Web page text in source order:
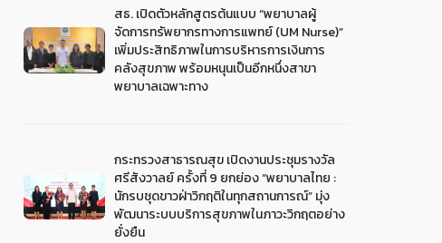
สธ. เปิดตัวหลักสูตรต้นแบบ “พยาบาลผู้
จัดการทรัพยากรทางการแพทย์ (UM Nurse)”
เพิ่มประสิทธิภาพในการบริหารการเงินการ
คลังสุขภาพ พร้อมหนุนเป็นอีกหนึ่งสาขา
พยาบาลเฉพาะทาง
กระทรวงสาธารณสุข เปิดงานประชุมรางวัล
ศรีสังวาลย์ ครั้งที่ 9 ยกย่อง “พยาบาลไทย :
นักรบชุดขาวฝ่าวิกฤติในทุกสถานการณ์” มุ่ง
พัฒนาระบบบริการสุขภาพในภาวะวิกฤตอย่าง
ยั่งยืน